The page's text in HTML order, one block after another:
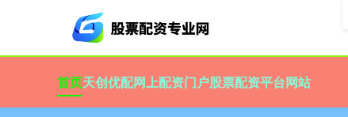
首页天创优配网上配资门户股票配资平台网站